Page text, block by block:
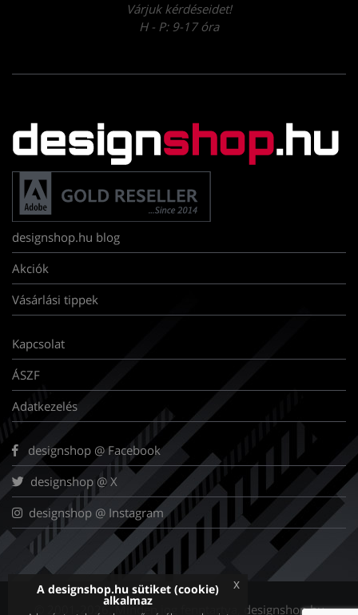
Várjuk kérdéseidet!
H - P: 9-17 óra
designshop.hu blog
Akciók
Vásárlási tippek
Kapcsolat
ÁSZF
Adatkezelés
designshop @ Facebook
designshop @ X
designshop @ Instagram
© 2001-2026. Minden jog fenntartva, designshop.hu
A designshop.hu sütiket (cookie)
alkalmaz
x